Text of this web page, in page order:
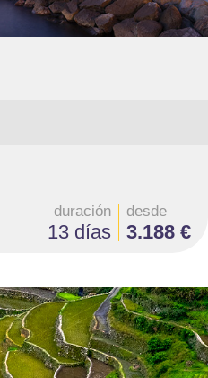
duración
13 días
desde
3.188 €
1 Banaue, 1 Manila, 2 Cebú
Superior y Lujo
1 almuerzo